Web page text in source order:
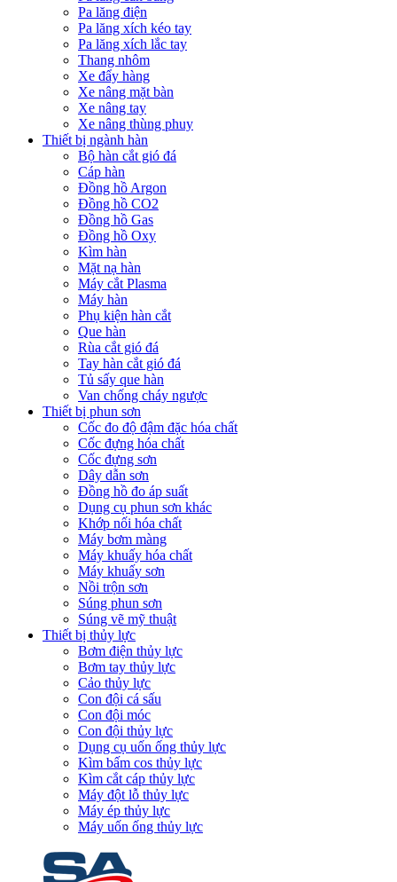
Pa lăng điện
Pa lăng xích kéo tay
Pa lăng xích lắc tay
Thang nhôm
Xe đẩy hàng
Xe nâng mặt bàn
Xe nâng tay
Xe nâng thùng phuy
Thiết bị ngành hàn
Bộ hàn cắt gió đá
Cáp hàn
Đồng hồ Argon
Đồng hồ CO2
Đồng hồ Gas
Đồng hồ Oxy
Kìm hàn
Mặt nạ hàn
Máy cắt Plasma
Máy hàn
Phụ kiện hàn cắt
Que hàn
Rùa cắt gió đá
Tay hàn cắt gió đá
Tủ sấy que hàn
Van chống cháy ngược
Thiết bị phun sơn
Cốc đo độ đậm đặc hóa chất
Cốc đựng hóa chất
Cốc đựng sơn
Dây dẫn sơn
Đồng hồ đo áp suất
Dụng cụ phun sơn khác
Khớp nối hóa chất
Máy bơm màng
Máy khuấy hóa chất
Máy khuấy sơn
Nồi trộn sơn
Súng phun sơn
Súng vẽ mỹ thuật
Thiết bị thủy lực
Bơm điện thủy lực
Bơm tay thủy lực
Cảo thủy lực
Con đội cá sấu
Con đội móc
Con đội thủy lực
Dụng cụ uốn ống thủy lực
Kìm bấm cos thủy lực
Kìm cắt cáp thủy lực
Máy đột lỗ thủy lực
Máy ép thủy lực
Máy uốn ống thủy lực